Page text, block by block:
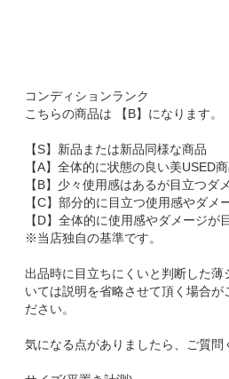
コンディションランク
こちらの商品は 【B】になります。
【S】新品または新品同様な商品
【A】全体的に状態の良い美USED
【B】少々使用感はあるが目立つダ
【C】部分的に目立つ使用感やダメ
【D】全体的に使用感やダメージが
※当店独自の基準です。
出品時に目立ちにくいと判断した
いては説明を省略させて頂く場合が
ださい。
気になる点がありましたら、ご質問